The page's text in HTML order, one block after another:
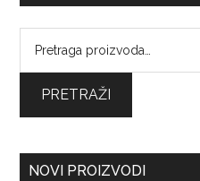
PRETRAŽI
NOVI PROIZVODI